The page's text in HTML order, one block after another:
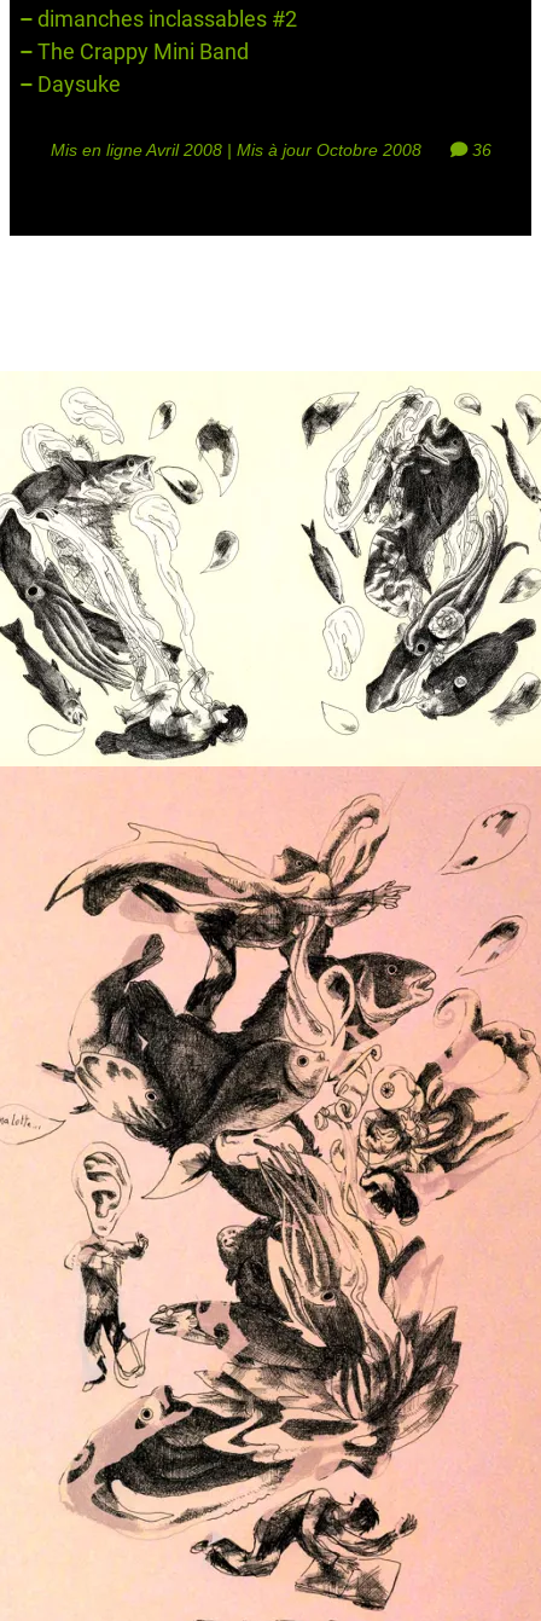
–dimanches inclassables #2
–The Crappy Mini Band
– Daysuke
Mis en ligne Avril 2008 | Mis à jour Octobre 2008 36